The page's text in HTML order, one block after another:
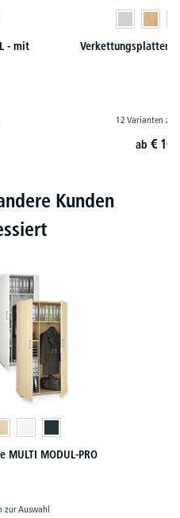
- mit
Verkettungsplatten
12 Varianten zur
ab €
Kunden
MODUL-PRO
zur Auswahl